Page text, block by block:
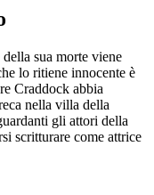
sua morte viene
lo ritiene innocente è
Craddock abbia
nella villa della
gli attori della
scritturare come attrice